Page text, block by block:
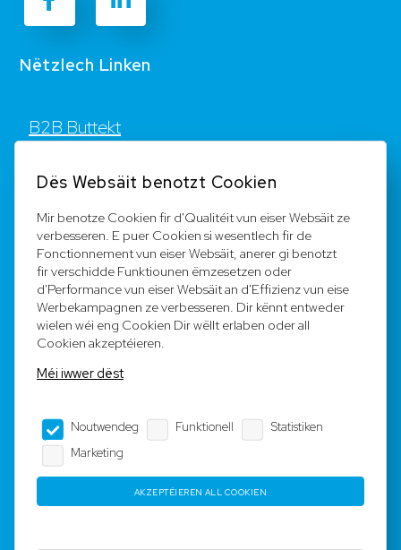
Nëtzlech Linken
B2B Buttekt
Registréieren
Equipe
Legal Notice
Impressum
Dateschutz
Dës Websäit benotzt Cookien
Mir benotze Cookien fir d'Qualitéit vun eiser Websäit ze
verbesseren. E puer Cookien si wesentlech fir de
Fonctionnement vun eiser Websäit, anerer gi benotzt
fir verschidde Funktiounen ëmzesetzen oder
d'Performance vun eiser Websäit an d'Effizienz vun eise
Werbekampagnen ze verbesseren. Dir kënnt entweder
wielen wéi eng Cookien Dir wëllt erlaben oder all
Cookien akzeptéieren.
Méi iwwer dëst
Noutwendeg Funktionell
Statistiken
Marketing
AKZEPTÉIEREN ALL COOKIEN